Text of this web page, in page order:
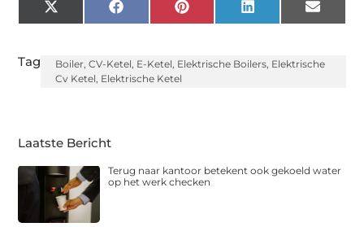
X
(Twitter)
FacebookPinterest LinkedIn Email
Tags: Boiler,CV-Ketel, E-Ketel, Elektrische Boilers, Elektrische
Cv Ketel, Elektrische Ketel
Laatste Bericht
Terug naar kantoor betekent ook gekoeld water
op het werk checken